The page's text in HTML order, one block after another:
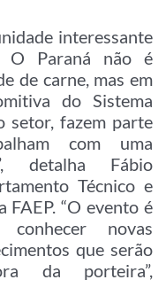
interessante
O Paraná não é
de carne, mas em
do Sistema
setor, fazem parte
com uma
detalha Fábio
Técnico e
FAEP. “O evento é
novas
que serão
da porteira”,